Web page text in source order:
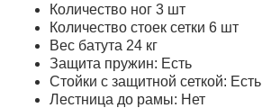
Количество ног 3 шт
Количество стоек сетки 6 шт
Вес батута 24 кг
Защита пружин: Есть
Стойки с защитной сеткой: Есть
Лестница до рамы: Нет